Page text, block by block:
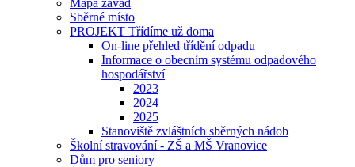
Mapa závad
Sběrné místo
PROJEKT Třídíme už doma
On-line přehled třídění odpadu
Informace o obecním systému odpadového
hospodářství
2023
2024
2025
Stanoviště zvláštních sběrných nádob
Školní stravování - ZŠ a MŠ Vranovice
Dům pro seniory